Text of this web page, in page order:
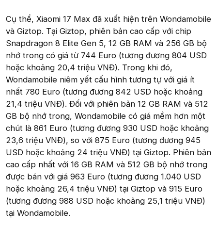
Cụ thể, Xiaomi 17 Max đã xuất hiện trên Wondamobile
và Giztop. Tại Giztop, phiên bản cao cấp với chip
Snapdragon 8 Elite Gen 5, 12 GB RAM và 256 GB bộ
nhớ trong có giá từ 744 Euro (tương đương 804 USD
hoặc khoảng 20,4 triệu VNĐ). Trong khi đó,
Wondamobile niêm yết cấu hình tương tự với giá ít
nhất 780 Euro (tương đương 842 USD hoặc khoảng
21,4 triệu VNĐ). Đối với phiên bản 12 GB RAM và 512
GB bộ nhớ trong, Wondamobile có giá mềm hơn một
chút là 861 Euro (tương đương 930 USD hoặc khoảng
23,6 triệu VNĐ), so với 875 Euro (tương đương 945
USD hoặc khoảng 24 triệu VNĐ) tại Giztop. Phiên bản
cao cấp nhất với 16 GB RAM và 512 GB bộ nhớ trong
được bán với giá 963 Euro (tương đương 1.040 USD
hoặc khoảng 26,4 triệu VNĐ) tại Giztop và 915 Euro
(tương đương 988 USD hoặc khoảng 25,1 triệu VNĐ)
tại Wondamobile.